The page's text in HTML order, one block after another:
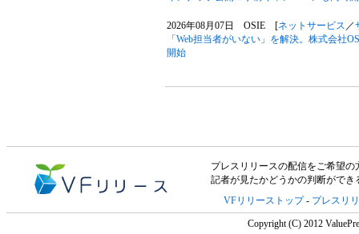
2026年08月07日 OSIE [ネットサービス ／
「Web担当者がいない」を解決。株式会社
開始
プレスリリースの配信をご希望の
記者が見たかどうかの判断がで
VFリリーストップ- プレスリ
Copyright (C) 2012